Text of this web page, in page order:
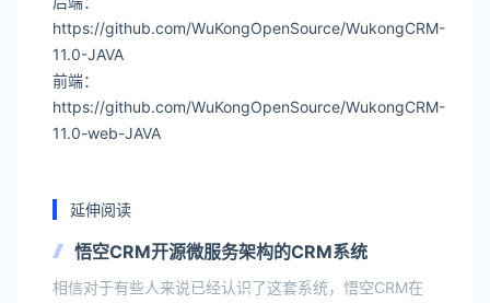
https://github.com/WuKongOpenSource/WukongCRM-
11.0-JAVA
前端：
https://github.com/WuKongOpenSource/WukongCRM-
11.0-web-JAVA
延伸阅读
悟空CRM开源微服务架构的CRM系统
相信对于有些人来说已经认识了这套系统，悟空CRM在